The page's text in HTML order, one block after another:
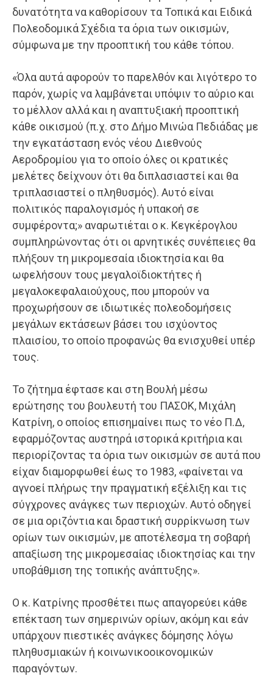
δυνατότητα να καθορίσουν τα Τοπικά και Ειδικά
Πολεοδομικά Σχέδια τα όρια των οικισμών,
σύμφωνα με την προοπτική του κάθε τόπου.
«Όλα αυτά αφορούν το παρελθόν και λιγότερο το
παρόν, χωρίς να λαμβάνεται υπόψιν το αύριο και
το μέλλον αλλά και η αναπτυξιακή προοπτική
κάθε οικισμού (π.χ. στο Δήμο Μινώα Πεδιάδας με
την εγκατάσταση ενός νέου Διεθνούς
Αεροδρομίου για το οποίο όλες οι κρατικές
μελέτες δείχνουν ότι θα διπλασιαστεί και θα
τριπλασιαστεί ο πληθυσμός). Αυτό είναι
πολιτικός παραλογισμός ή υπακοή σε
συμφέροντα;» αναρωτιέται ο κ. Κεγκέρογλου
συμπληρώνοντας ότι οι αρνητικές συνέπειες θα
πλήξουν τη μικρομεσαία ιδιοκτησία και θα
ωφελήσουν τους μεγαλοϊδιοκτήτες ή
μεγαλοκεφαλαιούχους, που μπορούν να
προχωρήσουν σε ιδιωτικές πολεοδομήσεις
μεγάλων εκτάσεων βάσει του ισχύοντος
πλαισίου, το οποίο προφανώς θα ενισχυθεί υπέρ
τους.
Το ζήτημα έφτασε και στη Βουλή μέσω
ερώτησης του βουλευτή του ΠΑΣΟΚ, Μιχάλη
Κατρίνη, ο οποίος επισημαίνει πως το νέο Π.Δ,
εφαρμόζοντας αυστηρά ιστορικά κριτήρια και
περιορίζοντας τα όρια των οικισμών σε αυτά που
είχαν διαμορφωθεί έως το 1983, «φαίνεται να
αγνοεί πλήρως την πραγματική εξέλιξη και τις
σύγχρονες ανάγκες των περιοχών. Αυτό οδηγεί
σε μια οριζόντια και δραστική συρρίκνωση των
ορίων των οικισμών, με αποτέλεσμα τη σοβαρή
απαξίωση της μικρομεσαίας ιδιοκτησίας και την
υποβάθμιση της τοπικής ανάπτυξης».
Ο κ. Κατρίνης προσθέτει πως απαγορεύει κάθε
επέκταση των σημερινών ορίων, ακόμη και εάν
υπάρχουν πιεστικές ανάγκες δόμησης λόγω
πληθυσμιακών ή κοινωνικοοικονομικών
παραγόντων.